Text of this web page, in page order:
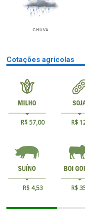
CHUVA
Cotações agrícolas
R$ 57,00 R$
R$ 4,53 R$